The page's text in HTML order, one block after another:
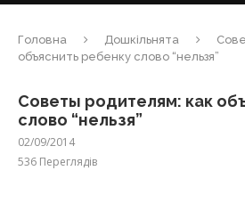
Головна Дошкільнята
объяснить ребенку слово “нельзя”
Советы родителям: как
слово “нельзя”
02/09/2014
536 Переглядів